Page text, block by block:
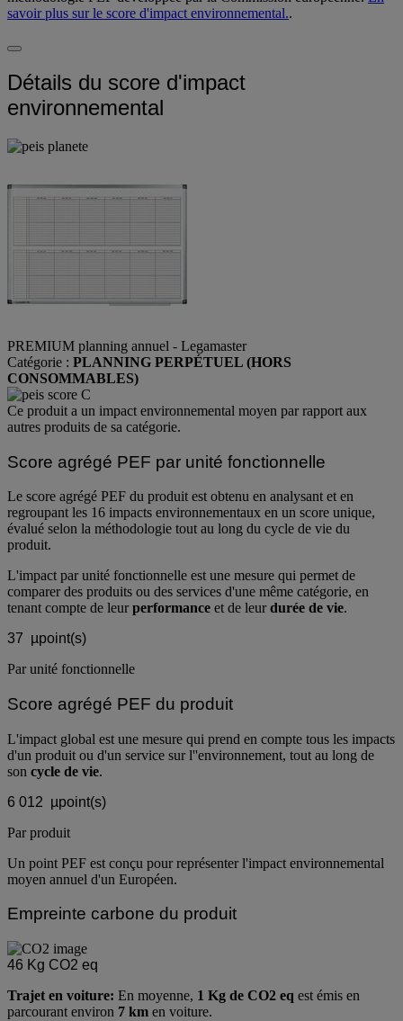
savoir plus sur le score d'impact environnemental..
Détails du score d'impact
environnemental
PREMIUM planning annuel - Legamaster
Catégorie : PLANNING PERPÉTUEL (HORS
CONSOMMABLES)
Ce produit a un impact environnemental moyen par rapport aux
autres produits de sa catégorie.
Score agrégé PEF par unité fonctionnelle
Le score agrégé PEF du produit est obtenu en analysant et en
regroupant les 16 impacts environnementaux en un score unique,
évalué selon la méthodologie tout au long du cycle de vie du
produit.
L'impact par unité fonctionnelle est une mesure qui permet de
comparer des produits ou des services d'une même catégorie, en
tenant compte de leurperformance et de leurdurée de vie.
37 µpoint(s)
Par unité fonctionnelle
Score agrégé PEF du produit
L'impact global est une mesure qui prend en compte tous les impacts
d'un produit ou d'un service sur l''environnement, tout au long de
son cycle de vie.
6 012 µpoint(s)
Par produit
Un point PEF est conçu pour représenter l'impact environnemental
moyen annuel d'un Européen.
Empreinte carbone du produit
46 Kg CO2 eq
Trajet en voiture: En moyenne, 1 Kg de CO2 eq est émis en
parcourant environ 7 km en voiture.